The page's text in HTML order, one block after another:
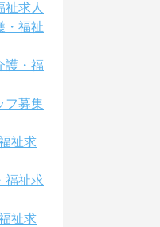
祉求人
・福祉
護・福
フ募集
祉求
福祉求
祉求